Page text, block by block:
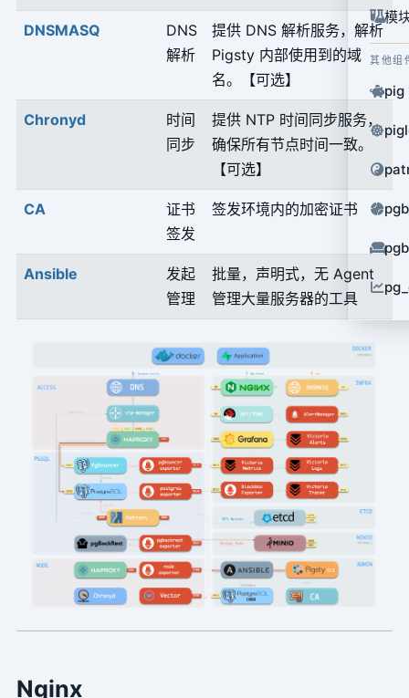
模
其他组
pig
DNSMASQ
DNS
解析
提供 DNS 解析服务，解析
Pigsty 内部使用到的域
名。【可选】
Chronyd
时间
同步
提供 NTP 时间同步服务，
确保所有节点时间一致。
【可选】
CA
证书
签发
签发环境内的加密证书
Ansible
发起
管理
批量，声明式，无 Agent
管理大量服务器的工具
Nginx